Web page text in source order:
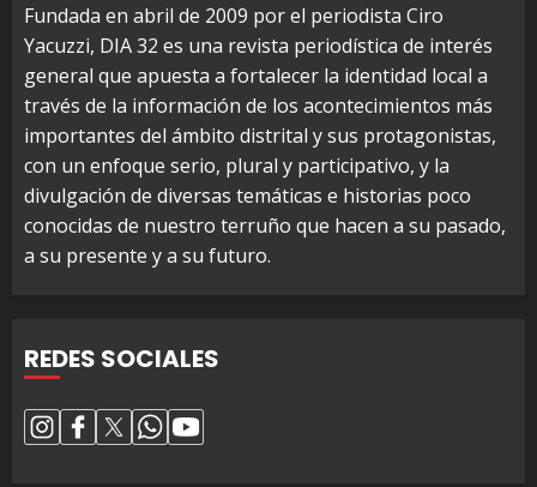
Fundada en abril de 2009 por el periodista Ciro
Yacuzzi, DIA 32 es una revista periodística de interés
general que apuesta a fortalecer la identidad local a
través de la información de los acontecimientos más
importantes del ámbito distrital y sus protagonistas,
con un enfoque serio, plural y participativo, y la
divulgación de diversas temáticas e historias poco
conocidas de nuestro terruño que hacen a su pasado,
a su presente y a su futuro.
REDES SOCIALES